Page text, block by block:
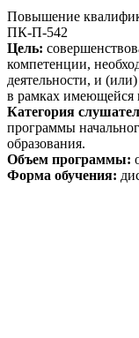
Повышение
ПК-П-542
Цель:
компетенции,
деятельности, и
в рамках имеющейся
Категория
программы
образования.
Объем программы:
Форма обучения: